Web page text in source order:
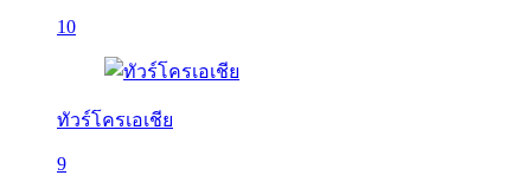
10
ทัวร์โครเอเชีย
9